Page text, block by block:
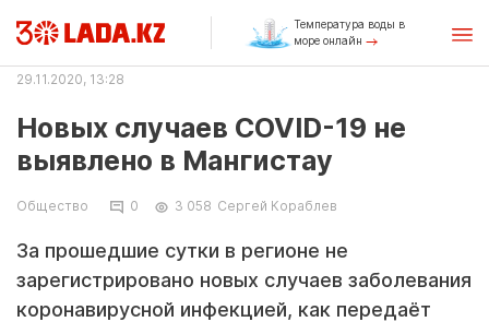
Температура воды в
море онлайн
29.11.2020, 13:28
Новых случаев COVID-19 не
выявлено в Мангистау
Общество 0 3 058 Сергей Кораблев
За прошедшие сутки в регионе не
зарегистрировано новых случаев заболевания
коронавирусной инфекцией, как передаёт